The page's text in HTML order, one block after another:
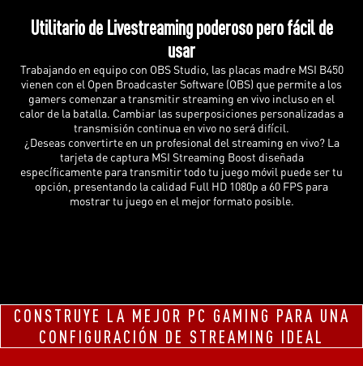
Utilitario de Livestreaming poderoso pero fácil de
usar
Trabajando en equipo con OBS Studio, las placas madre MSI B450
vienen con el Open Broadcaster Software (OBS) que permite a los
gamers comenzar a transmitir streaming en vivo incluso en el
calor de la batalla. Cambiar las superposiciones personalizadas a
transmisión continua en vivo no será difícil.
¿Deseas convertirte en un profesional del streaming en vivo? La
tarjeta de captura MSI Streaming Boost diseñada
específicamente para transmitir todo tu juego móvil puede ser tu
opción, presentando la calidad Full HD 1080p a 60 FPS para
mostrar tu juego en el mejor formato posible.
CONSTRUYE LA MEJOR PC GAMING PARA UNA
CONFIGURACIÓN DE STREAMING IDEAL